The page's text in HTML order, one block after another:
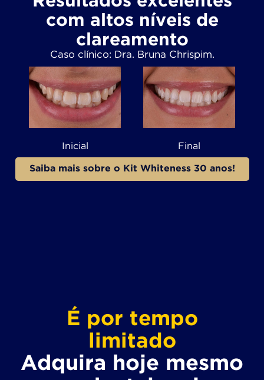
com altos níveis de
clareamento
Caso clínico: Dra. Bruna Chrispim.
Inicial Final
Saiba mais sobre o Kit Whiteness 30 anos!
É por tempo
limitado
Adquira hoje mesmo